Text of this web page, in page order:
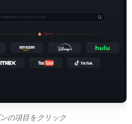
の項目をクリック